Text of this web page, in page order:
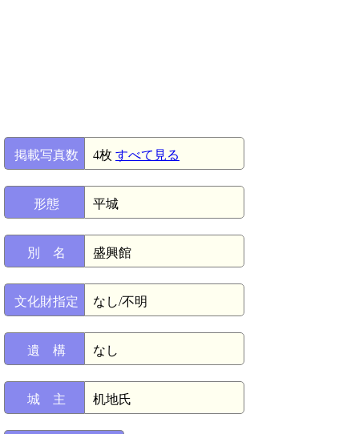
掲載写真数 4枚 すべて見る
形態 平城
別 名 盛興館
文化財指定 なし/不明
遺 構 なし
城 主 机地氏